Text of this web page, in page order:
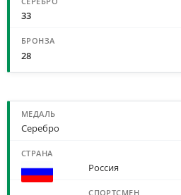
33
28
МЕДАЛИ ПО СПОРТСМЕНАМ
Серебро
Россия